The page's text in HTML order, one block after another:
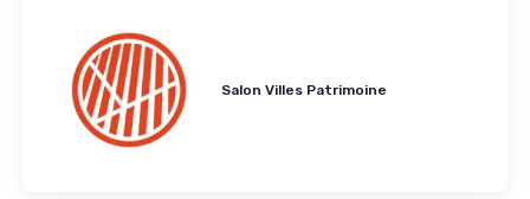
Salon Villes Patrimoine